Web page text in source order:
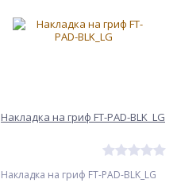
Накладка на гриф FT-PAD-BLK_LG
Накладка на гриф FT-PAD-BLK_LG